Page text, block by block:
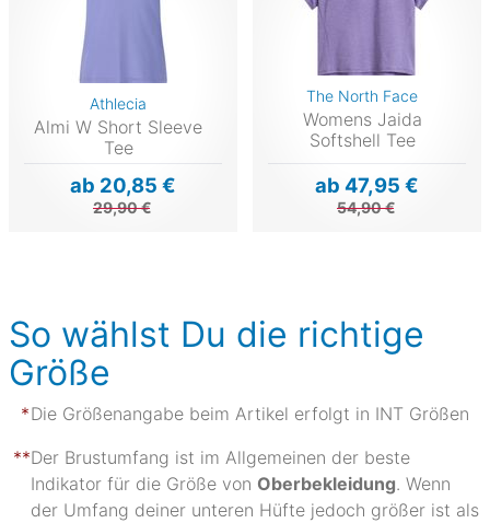
Athlecia
Almi W Short Sleeve
Tee
ab 20,85 €
29,90 €
The North Face
Womens Jaida
Softshell Tee
ab 47,95 €
54,90 €
So wählst Du die richtige
Größe
Die Größenangabe beim Artikel erfolgt in INT Größen
Der Brustumfang ist im Allgemeinen der beste
Indikator für die Größe von Oberbekleidung. Wenn
der Umfang deiner unteren Hüfte jedoch größer ist als